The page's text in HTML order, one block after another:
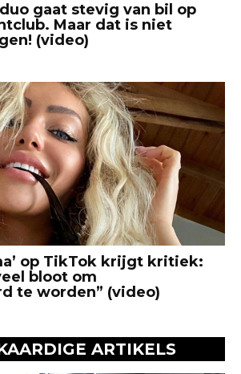
gaat stevig van bil op
Maar dat is niet
(video)
op TikTok krijgt kritiek:
bloot om
te worden” (video)
ARTIKELS